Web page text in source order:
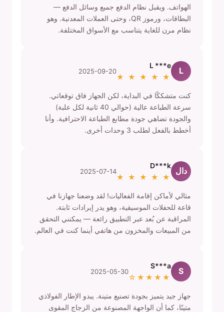
الهواتف. ويقبل نظام الدفع جميع وسائل الدفع —
البطاقات، ورموز QR، وحتى العملات المعدنية. وهو
نظام مرن للغاية يتناسب مع الأسواق المختلفة.
L
L ***e
★ ★ ★ ★ ★
2025-09-20
كنت متشككًا في البداية، لكن الجهاز فاق توقعاتي.
سرعة الطباعة عالية (حوالي 40 ثانية لكل علبة)
والجودة تضاهي جودة مطابع الطباعة الاحترافية. وأنا
أخطط بالفعل لطلب 3 وحدات أخرى.
دال
D***k
★ ★ ★ ★ ★
2025-07-14
مثالي لأماكن إقامة الفعاليات! لقد وضعنا جهازنا في
قاعة للحفلات الموسيقية، وهو يدر إيرادات ثابتة.
المراقبة عن بُعد عبر التطبيق رائعة — يمكنني التحقق
من المبيعات والمخزون من هاتفي أينما كنت في العالم.
S
S***a
★★★★☆
2025-05-30
جهاز جيد يتميز بجودة تصنيع متينة. يبدو الإطار الفولاذي
متينًا، كما أن الواجهة المصنوعة من الزجاج المقوى